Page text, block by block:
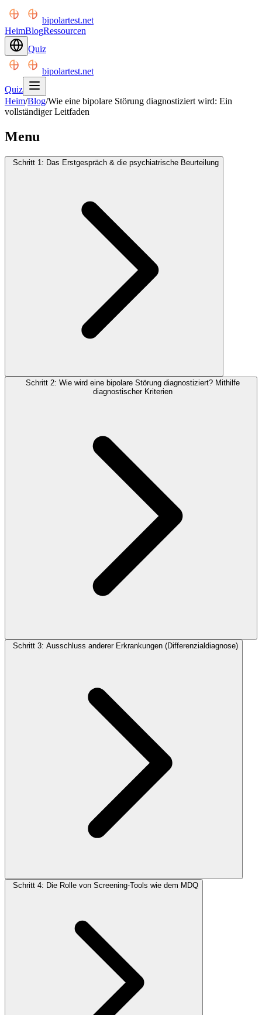
bipolartest.net
HeimBlogRessourcen
Quiz
bipolartest.net
Quiz
Heim/Blog/Wie eine bipolare Störung diagnostiziert wird: Ein
vollständiger Leitfaden
Menu
Schritt 1: Das Erstgespräch & die psychiatrische Beurteilung
Schritt 2: Wie wird eine bipolare Störung diagnostiziert? Mithilfe
diagnostischer Kriterien
Schritt 3: Ausschluss anderer Erkrankungen (Differenzialdiagnose)
Schritt 4: Die Rolle von Screening-Tools wie dem MDQ